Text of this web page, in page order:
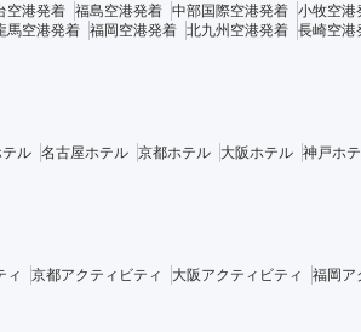
空港発着 福島空港発着 中部国際空港発着 小牧空港
馬空港発着 福岡空港発着 北九州空港発着 長崎空港
ル 名古屋ホテル 京都ホテル 大阪ホテル 神戸ホ
ィ 京都アクティビティ 大阪アクティビティ 福岡ア